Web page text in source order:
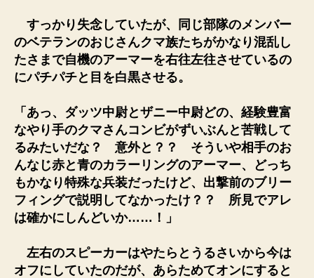
すっかり失念していたが、同じ部隊のメンバー
のベテランのおじさんクマ族たちがかなり混乱し
たさまで自機のアーマーを右往左往させているの
にパチパチと目を白黒させる。
「あっ、ダッツ中尉とザニー中尉どの、経験豊富
なやり手のクマさんコンビがずいぶんと苦戦して
るみたいだな？ 意外と？？ そういや相手のお
んなじ赤と青のカラーリングのアーマー、どっち
もかなり特殊な兵装だったけど、出撃前のブリー
フィングで説明してなかったけ？？ 所見でアレ
は確かにしんどいか……！」
左右のスピーカーはやたらとうるさいから今は
オフにしていたのだが、あらためてオンにすると